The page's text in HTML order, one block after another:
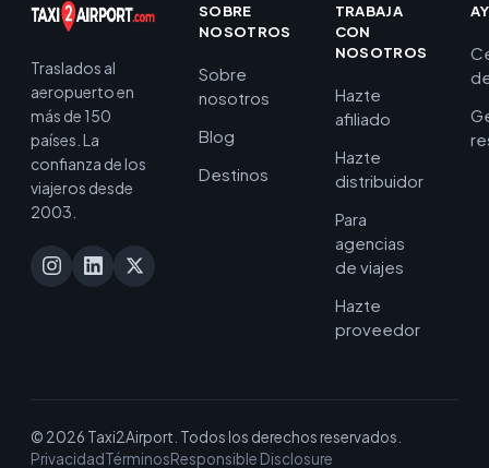
Traslados al
aeropuerto en
más de 150
países. La
confianza de los
viajeros desde
2003.
SOBRE
NOSOTROS
Sobre
nosotros
Blog
Destinos
TRABAJA
CON
NOSOTROS
Hazte
afiliado
Hazte
distribuidor
Para
agencias
de viajes
Hazte
proveedor
© 2026 Taxi2Airport. Todos los derechos reservados.
PrivacidadTérminosResponsible Disclosure